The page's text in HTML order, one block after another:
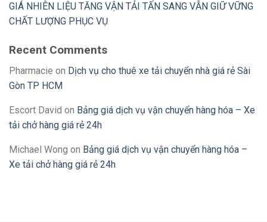
GIÁ NHIÊN LIỆU TĂNG VẬN TẢI TẤN SANG VẪN GIỮ VỮNG
CHẤT LƯỢNG PHỤC VỤ
Recent Comments
Pharmacie on Dịch vụ cho thuê xe tải chuyển nhà giá rẻ Sài
Gòn TP HCM
Escort David on Bảng giá dịch vụ vận chuyển hàng hóa – Xe
tải chở hàng giá rẻ 24h
Michael Wong on Bảng giá dịch vụ vận chuyển hàng hóa –
Xe tải chở hàng giá rẻ 24h